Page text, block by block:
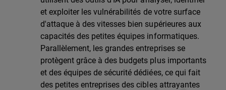
et exploiter les vulnérabilités de votre surface
d'attaque à des vitesses bien supérieures aux
capacités des petites équipes informatiques.
Parallèlement, les grandes entreprises se
protègent grâce à des budgets plus importants
et des équipes de sécurité dédiées, ce qui fait
des petites entreprises des cibles attrayantes